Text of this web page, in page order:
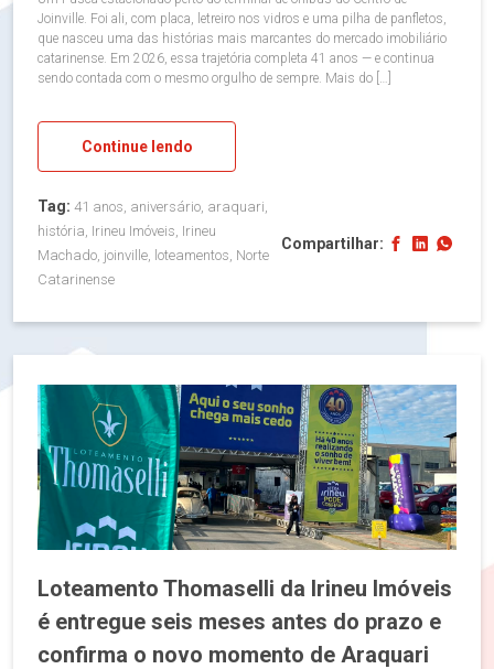
Joinville. Foi ali, com placa, letreiro nos vidros e uma pilha de panfletos,
que nasceu uma das histórias mais marcantes do mercado imobiliário
catarinense. Em 2026, essa trajetória completa 41 anos — e continua
sendo contada com o mesmo orgulho de sempre. Mais do […]
Continue lendo
Tag: 41 anos, aniversário, araquari,
história, Irineu Imóveis, Irineu
Machado, joinville, loteamentos, Norte
Catarinense
Compartilhar:
Loteamento Thomaselli da Irineu Imóveis
é entregue seis meses antes do prazo e
confirma o novo momento de Araquari